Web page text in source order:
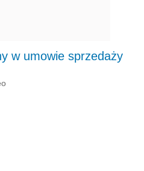
w umowie sprzedaży